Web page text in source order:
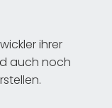
ihrer
auch noch